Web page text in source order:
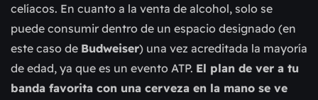
celíacos. En cuanto a la venta de alcohol, solo se
puede consumir dentro de un espacio designado (en
este caso de Budweiser) una vez acreditada la mayoría
de edad, ya que es un evento ATP. El plan de ver a tu
banda favorita con una cerveza en la mano se ve